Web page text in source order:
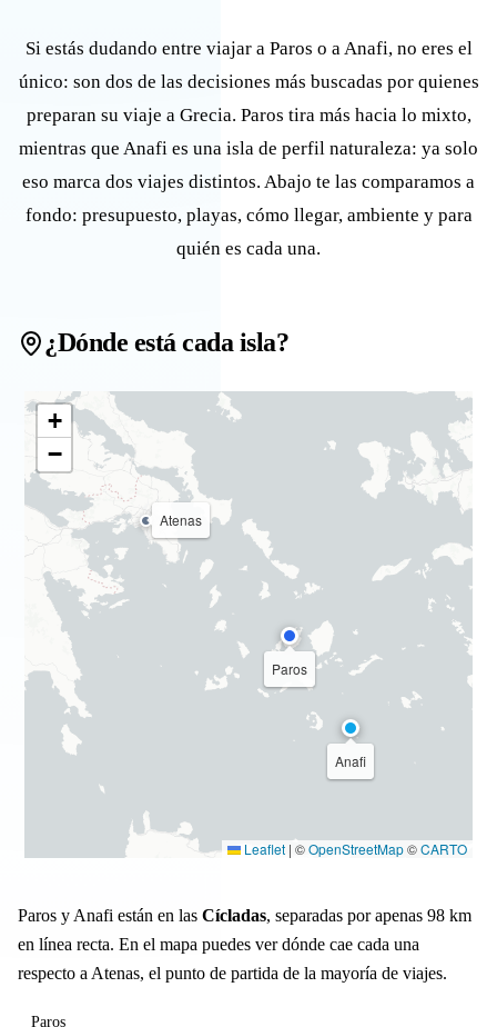
Si estás dudando entre viajar a Paros o a Anafi, no eres el
único: son dos de las decisiones más buscadas por quienes
preparan su viaje a Grecia. Paros tira más hacia lo mixto,
mientras que Anafi es una isla de perfil naturaleza: ya solo
eso marca dos viajes distintos. Abajo te las comparamos a
fondo: presupuesto, playas, cómo llegar, ambiente y para
quién es cada una.
¿Dónde está cada isla?
Paros
Anafi
Atenas
+
−
Leaflet | ©OpenStreetMap©CARTO
Paros y Anafi están en las Cícladas, separadas por apenas 98 km
en línea recta. En el mapa puedes ver dónde cae cada una
respecto a Atenas, el punto de partida de la mayoría de viajes.
Paros